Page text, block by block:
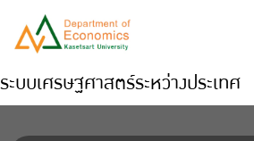
ระบบเศรษฐศาสตร์ระหว่างประเทศ